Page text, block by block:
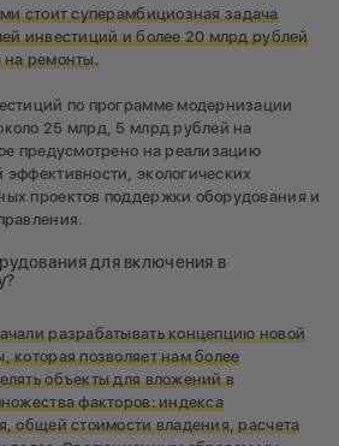
стоит суперамбициозная задача
инвестиций и более 20 млрд рублей
на ремонты.
по программе модернизации
25 млрд, 5 млрд рублей на
предусмотрено на реализацию
эффективности, экологических
проектов поддержки оборудования и
для включения в
разрабатывать концепцию новой
которая позволяет нам более
объекты для вложений в
факторов: индекса
общей стоимости владения, расчета